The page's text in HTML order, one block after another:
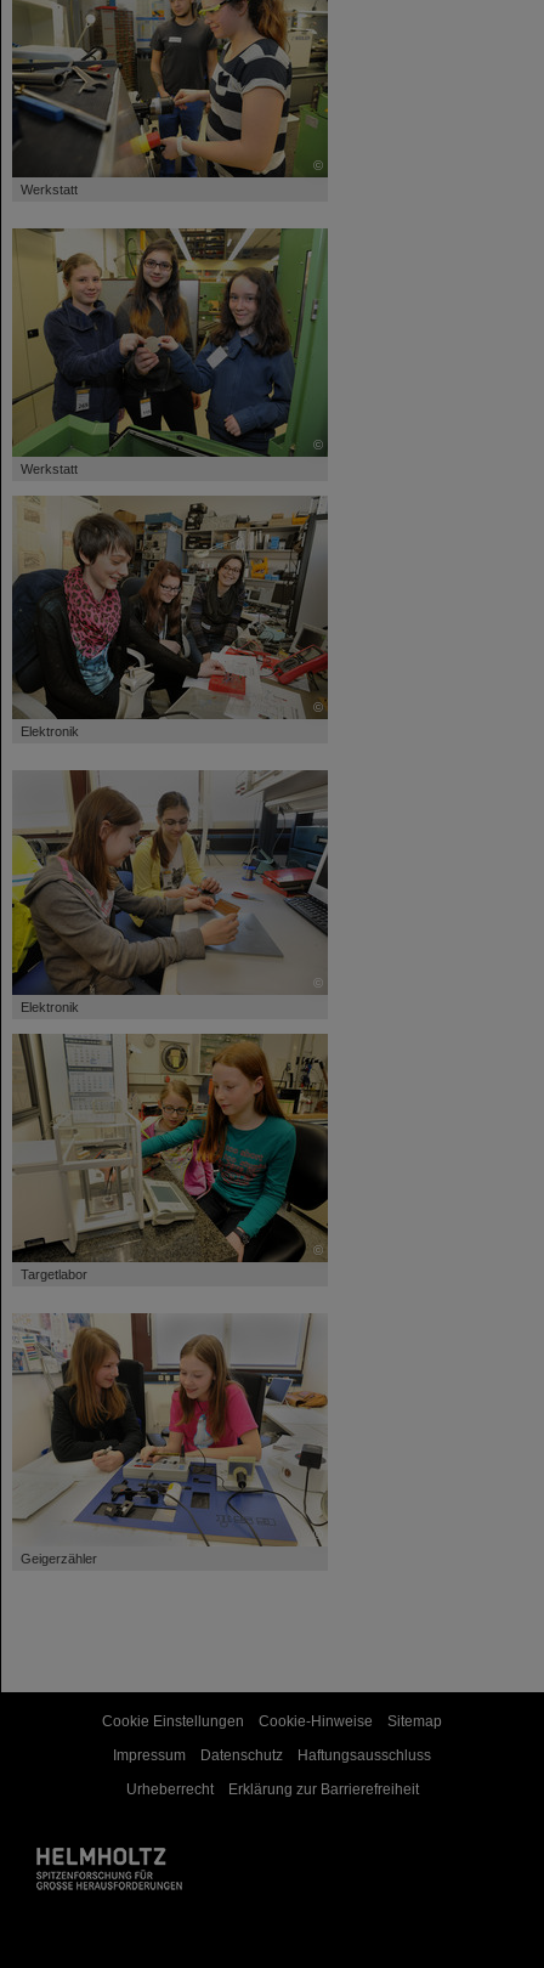
©
Werkstatt
©
Werkstatt
©
Elektronik
©
Elektronik
©
Targetlabor
©
Geigerzähler
Cookie Einstellungen Cookie-Hinweise
Sitemap
Impressum
Datenschutz
Haftungsausschluss
Urheberrecht
Erklärung zur Barrierefreiheit